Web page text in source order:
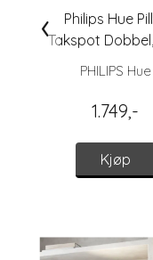
Philips Hue
Takspot
(u/
PHILIPS Hue
1.749,-
Kjøp
‹